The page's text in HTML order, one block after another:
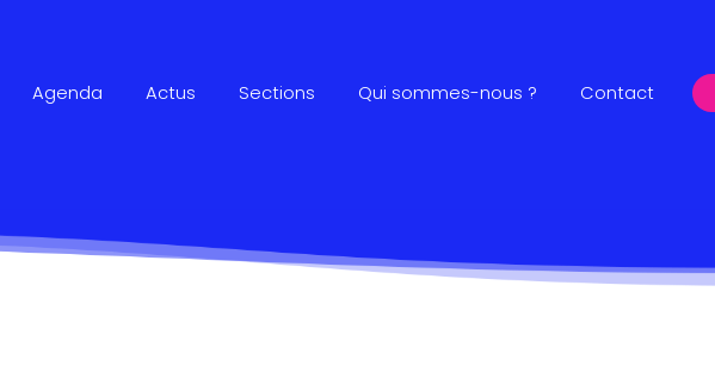
Agenda Actus Sections Qui sommes-nous ? Contact